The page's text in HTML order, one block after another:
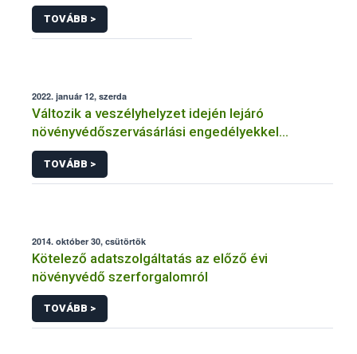
TOVÁBB >
2022. január 12, szerda
Változik a veszélyhelyzet idején lejáró
növényvédőszervásárlási engedélyekkel
kapcsolatos szabályozás
TOVÁBB >
2014. október 30, csütörtök
Kötelező adatszolgáltatás az előző évi
növényvédő szerforgalomról
TOVÁBB >